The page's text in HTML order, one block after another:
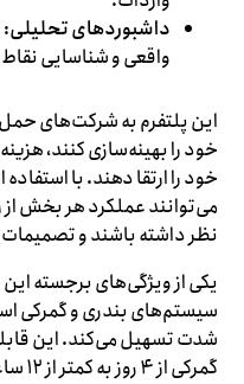
داشبوردهای تحلیلی
واقعی و شناسایی
این پلتفرم به شرکت‌های
خود را بهینه‌سازی کنند،
می‌توانند عملکرد هر بخش از
نظر داشته باشند و تصمیمات
یکی از ویژگی‌های برجسته این
سیستم‌های بندری و گمرکی
شدت تسهیل می‌کند. این
گمرکی از ۴ روز به کمتر از ۱۲ ساعت شده است.